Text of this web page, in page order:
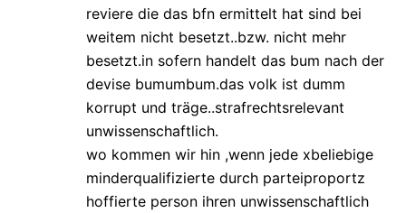
reviere die das bfn ermittelt hat sind bei
weitem nicht besetzt..bzw. nicht mehr
besetzt.in sofern handelt das bum nach der
devise bumumbum.das volk ist dumm
korrupt und träge..strafrechtsrelevant
unwissenschaftlich.
wo kommen wir hin ,wenn jede xbeliebige
minderqualifizierte durch parteiproportz
hoffierte person ihren unwissenschaftlich